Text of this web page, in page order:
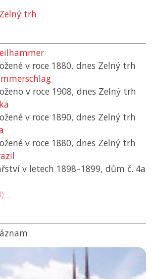
Zelný trh
v roce 1880, dnes Zelný trh
v roce 1908, dnes Zelný trh
v roce 1890, dnes Zelný trh
v roce 1880, dnes Zelný trh
v letech 1898–1899, dům č. 4a